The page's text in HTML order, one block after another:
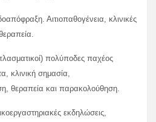
Αιτιοπαθογένεια, κλινικές
πολύποδες παχέος
κλινική σημασία,
θεραπεία και παρακολούθηση.
εκδηλώσεις,